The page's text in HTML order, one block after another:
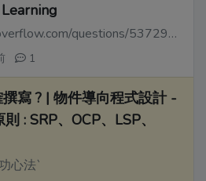
- https://stackoverflow.com/questions/53729917/react-hooks-whats-happening-under-the-hood
1
寫 ? | 物件導向程式設計 -
: SRP、OCP、LSP、
心法`